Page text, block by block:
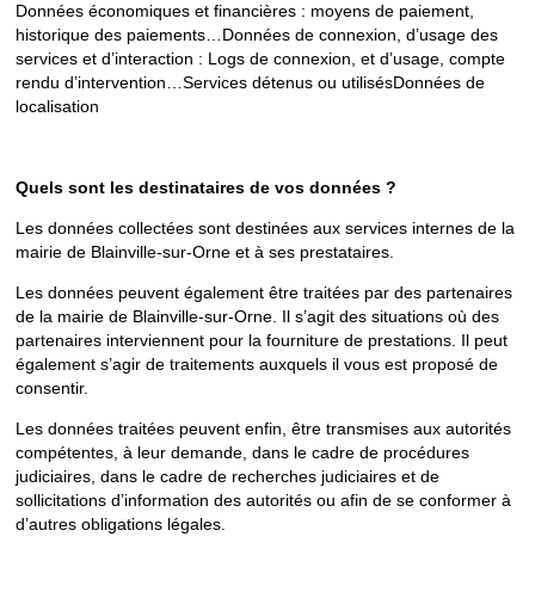
Données économiques et financières : moyens de paiement,
historique des paiements…Données de connexion, d’usage des
services et d’interaction : Logs de connexion, et d’usage, compte
rendu d’intervention…Services détenus ou utilisésDonnées de
localisation
Quels sont les destinataires de vos données ?
Les données collectées sont destinées aux services internes de la
mairie de Blainville-sur-Orne et à ses prestataires.
Les données peuvent également être traitées par des partenaires
de la mairie de Blainville-sur-Orne. Il s’agit des situations où des
partenaires interviennent pour la fourniture de prestations. Il peut
également s’agir de traitements auxquels il vous est proposé de
consentir.
Les données traitées peuvent enfin, être transmises aux autorités
compétentes, à leur demande, dans le cadre de procédures
judiciaires, dans le cadre de recherches judiciaires et de
sollicitations d’information des autorités ou afin de se conformer à
d’autres obligations légales.